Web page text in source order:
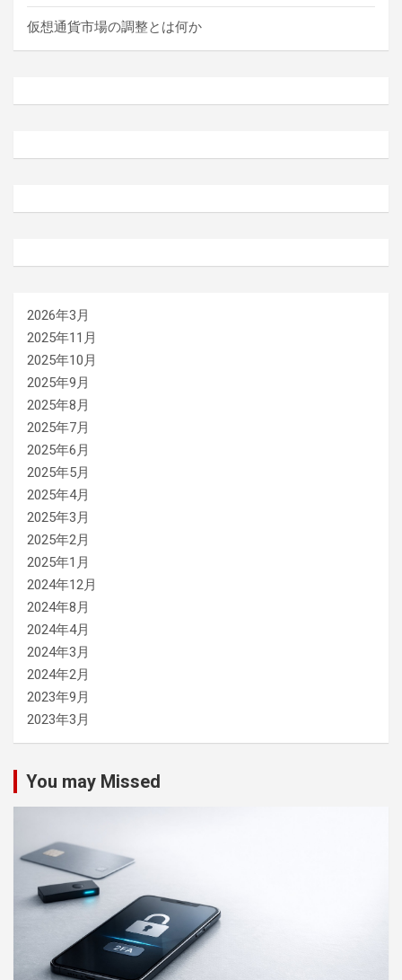
仮想通貨市場の調整とは何か
2026年3月
2025年11月
2025年10月
2025年9月
2025年8月
2025年7月
2025年6月
2025年5月
2025年4月
2025年3月
2025年2月
2025年1月
2024年12月
2024年8月
2024年4月
2024年3月
2024年2月
2023年9月
2023年3月
You may Missed